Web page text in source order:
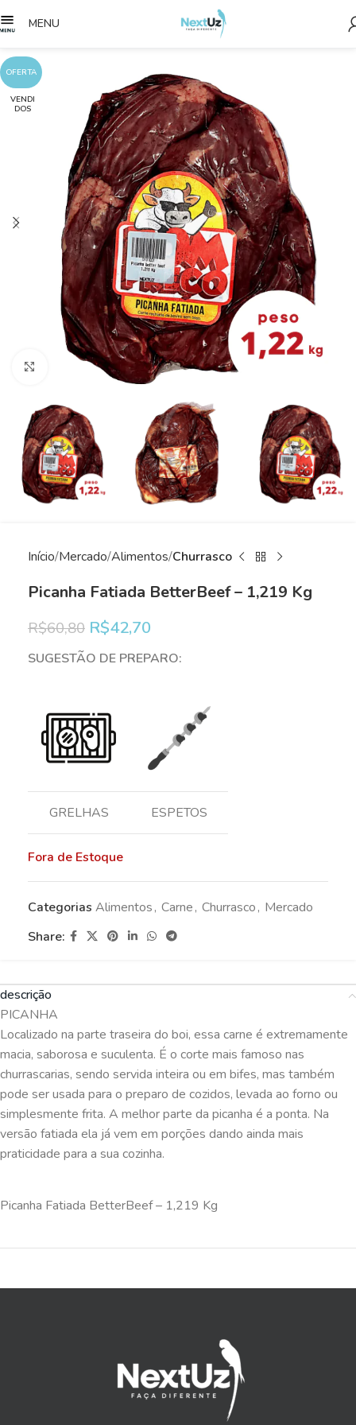
MENU
OFERTA
VENDI
DOS
Clique para ampliar
Início Mercado Alimentos Churrasco
Picanha Fatiada BetterBeef – 1,219 Kg
R$60,80 R$42,70
SUGESTÃO DE PREPARO:
GRELHAS ESPETOS
Fora de Estoque
Categorias Alimentos, Carne, Churrasco, Mercado
Share:
descrição
PICANHA
Localizado na parte traseira do boi, essa carne é extremamente
macia, saborosa e suculenta. É o corte mais famoso nas
churrascarias, sendo servida inteira ou em bifes, mas também
pode ser usada para o preparo de cozidos, levada ao forno ou
simplesmente frita. A melhor parte da picanha é a ponta. Na
versão fatiada ela já vem em porções dando ainda mais
praticidade para a sua cozinha.
Picanha Fatiada BetterBeef – 1,219 Kg